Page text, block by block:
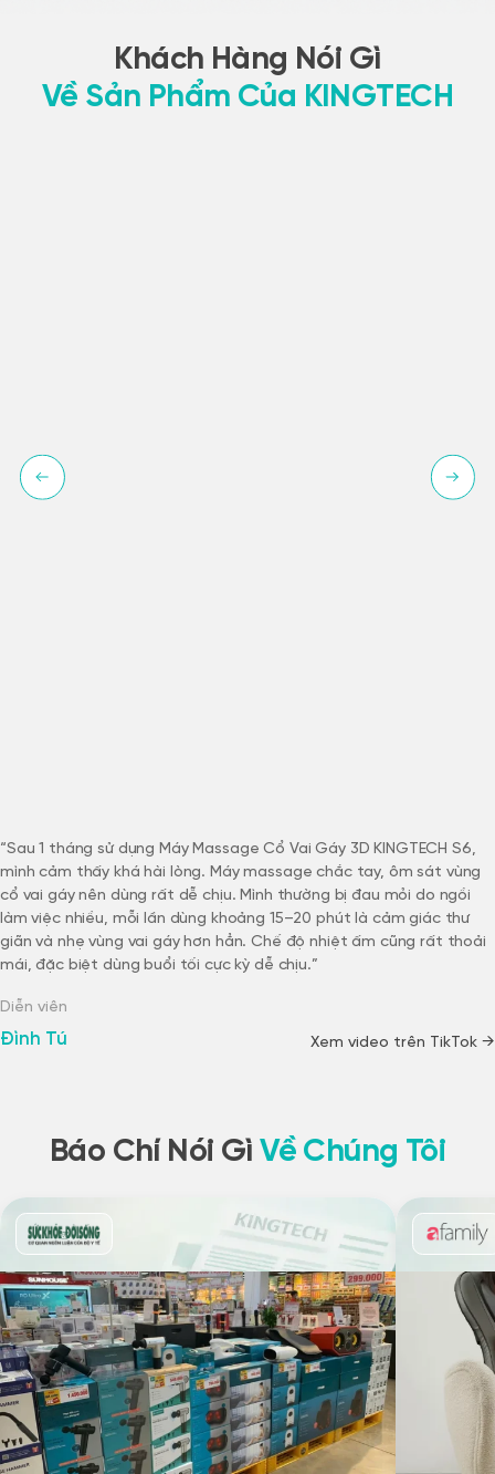
Khách Hàng Nói Gì
Về Sản Phẩm Của KINGTECH
“Sau 1 tháng sử dụng Máy Massage Cổ Vai Gáy 3D KINGTECH S6,
mình cảm thấy khá hài lòng. Máy massage chắc tay, ôm sát vùng
cổ vai gáy nên dùng rất dễ chịu. Mình thường bị đau mỏi do ngồi
làm việc nhiều, mỗi lần dùng khoảng 15–20 phút là cảm giác thư
giãn và nhẹ vùng vai gáy hơn hẳn. Chế độ nhiệt ấm cũng rất thoải
mái, đặc biệt dùng buổi tối cực kỳ dễ chịu.”
Diễn viên
Đình Tú Xem video trên TikTok →
Báo Chí Nói GìVề Chúng Tôi